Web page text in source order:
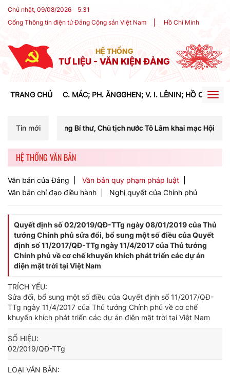
Chủ nhật, 09/08/2026 5:31
Cổng Thông tin điện tử Đảng Cộng sản Việt Nam
Hồ Chí Minh
HỆ THỐNG
TƯ LIỆU - VĂN KIỆN ĐẢNG
TRANG CHỦ C. MÁC; PH. ĂNGGHEN; V. I. LÊNIN; HỒ CHÍ
Tin mới
Bí thư, Chủ tịch nước Tô Lâm khai mạc Hội nghị Trung ương lần
HỆ THỐNG VĂN BẢN
Văn bản của Đảng
Văn bản quy phạm pháp luật
Văn bản chỉ đạo điều hành
Nghị quyết của Chính phủ
Quyết định số 02/2019/QĐ-TTg ngày 08/01/2019 của Thủ
tướng Chính phủ sửa đổi, bổ sung một số điều của Quyết
định số 11/2017/QĐ-TTg ngày 11/4/2017 của Thủ tướng
Chính phủ về cơ chế khuyến khích phát triển các dự án
điện mặt trời tại Việt Nam
TRÍCH YẾU:
Sửa đổi, bổ sung một số điều của Quyết định số 11/2017/QĐ-
TTg ngày 11/4/2017 của Thủ tướng Chính phủ về cơ chế
khuyến khích phát triển các dự án điện mặt trời tại Việt Nam
SỐ HIỆU:
02/2019/QĐ-TTg
LOẠI VĂN BẢN: